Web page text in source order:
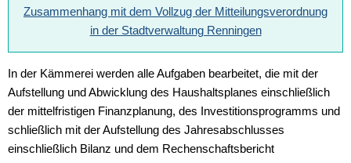
Zusammenhang mit dem Vollzug der Mitteilungsverordnung
in der Stadtverwaltung Renningen
In der Kämmerei werden alle Aufgaben bearbeitet, die mit der
Aufstellung und Abwicklung des Haushaltsplanes einschließlich
der mittelfristigen Finanzplanung, des Investitionsprogramms und
schließlich mit der Aufstellung des Jahresabschlusses
einschließlich Bilanz und dem Rechenschaftsbericht